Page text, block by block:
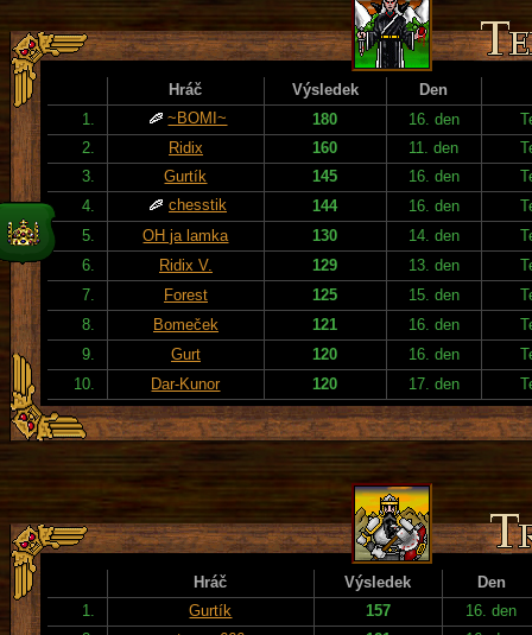
Hráč Výsledek
Den
1.
~BOMI~ 180 16. den
2.
Ridix 160 11. den
3.
Gurtík 145 16. den
4.
chesstik 144 16. den
5.
OH ja lamka 130 14. den
6.
Ridix V. 129 13. den
7.
Forest 125 15. den
8.
Bomeček 121 16. den
9.
Gurt 120 16. den
10.
Dar-Kunor 120 17. den
Hráč Výsledek
Den
1.
Gurtík 157
16. den